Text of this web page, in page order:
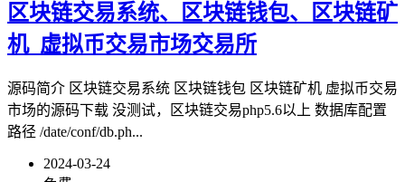
区块链交易系统、区块链钱包、区块链矿
机_虚拟币交易市场交易所
源码简介 区块链交易系统 区块链钱包 区块链矿机 虚拟币交易
市场的源码下载 没测试，区块链交易php5.6以上 数据库配置
路径 /date/conf/db.ph...
2024-03-24